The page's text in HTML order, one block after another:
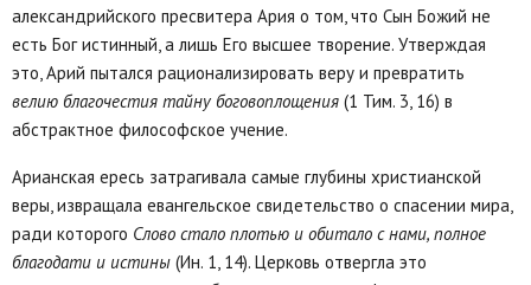
александрийского пресвитера Ария о том, что Сын Божий не
есть Бог истинный, а лишь Его высшее творение. Утверждая
это, Арий пытался рационализировать веру и превратить
велию благочестия тайну боговоплощения (1 Тим. 3, 16) в
абстрактное философское учение.
Арианская ересь затрагивала самые глубины христианской
веры, извращала евангельское свидетельство о спасении мира,
ради которого Слово стало плотью и обитало снами, полное
благодати и истины (Ин. 1, 14). Церковь отвергла это